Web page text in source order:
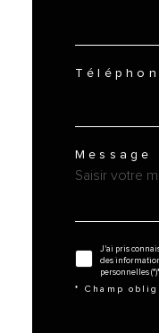
Message
J'ai pris
des
personnelles (*)*
* Champ